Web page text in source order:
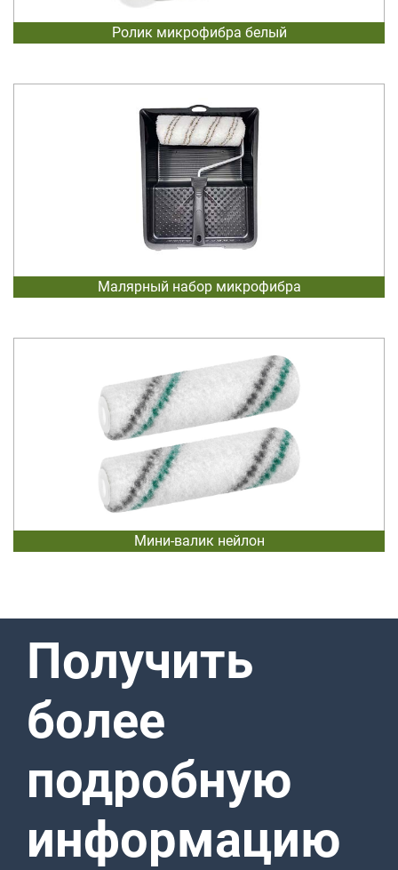
Ролик микрофибра белый
Малярный набор микрофибра
Мини-валик нейлон
Получить
более
подробную
информацию